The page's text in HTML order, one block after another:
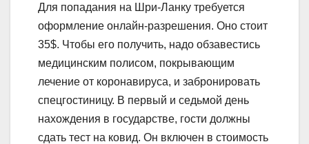
Для попадания на Шри-Ланку требуется
оформление онлайн-разрешения. Оно стоит
35$. Чтобы его получить, надо обзавестись
медицинским полисом, покрывающим
лечение от коронавируса, и забронировать
спецгостиницу. В первый и седьмой день
нахождения в государстве, гости должны
сдать тест на ковид. Он включен в стоимость